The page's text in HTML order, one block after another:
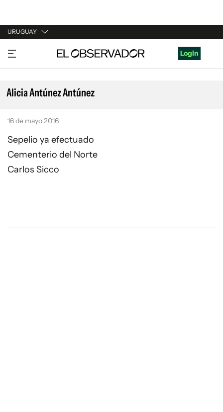
URUGUAY
URUGUAY
ARGENTINA
ESPAÑA
Login
Alicia Antúnez Antúnez
16 de mayo 2016
Sepelio ya efectuado
Cementerio del Norte
Carlos Sicco